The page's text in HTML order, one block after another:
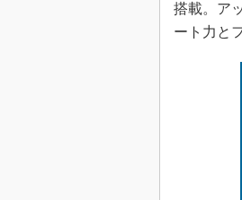
搭載。ア
ート力と